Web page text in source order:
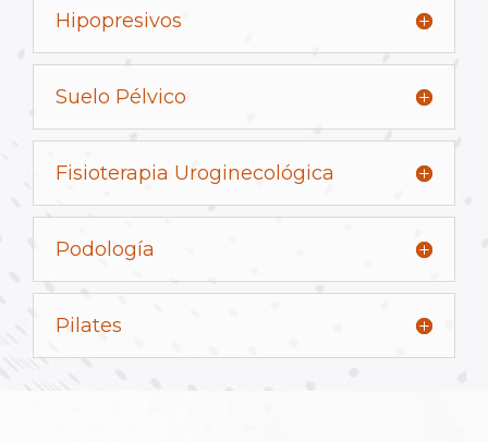
Hipopresivos
Suelo Pélvico
Fisioterapia Uroginecológica
Podología
Pilates